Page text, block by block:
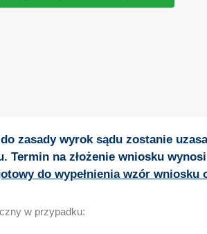
zasady wyrok sądu zostanie
Termin na złożenie wniosku
do wypełnienia wzór wniosku
w przypadku: